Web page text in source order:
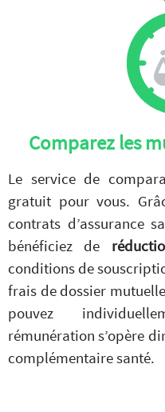
Comparez les
Le service de
gratuit pour vous.
contrats d’assurance
bénéficiez de
conditions de
frais de dossier
pouvez
rémunération s’opère
complémentaire santé.